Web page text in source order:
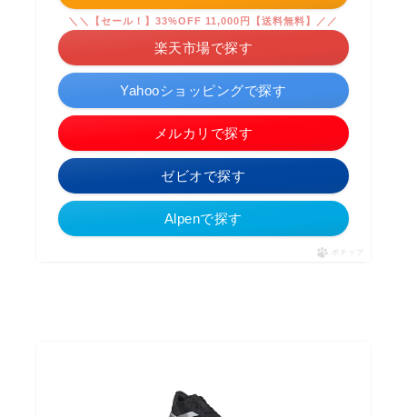
＼＼【セール！】33%OFF 11,000円【送料無料】／／
楽天市場で探す
Yahooショッピングで探す
メルカリで探す
ゼビオで探す
Alpenで探す
ポチップ